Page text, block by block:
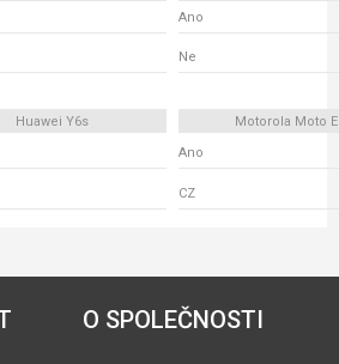
Ano
Ne
Huawei Y6s
Motorola Moto
Ano
CZ
O SPOLEČNOSTI